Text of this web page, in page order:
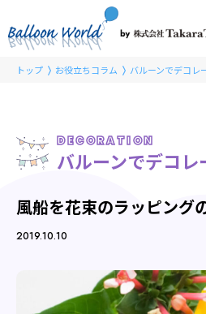
トップ お役立ちコラム バルーンでデコレ
DECORATION
バルーンでデコレ
風船を花束のラッピング
2019.10.10